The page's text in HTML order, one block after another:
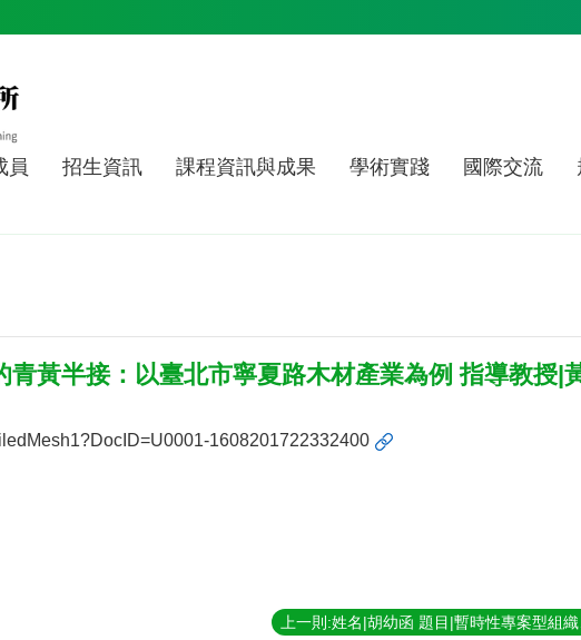
員 招生資訊 課程資訊與成果 學術實踐 國際交流
黃半接：以臺北市寧夏路木材產業為例 指導教授|
1608201722332400